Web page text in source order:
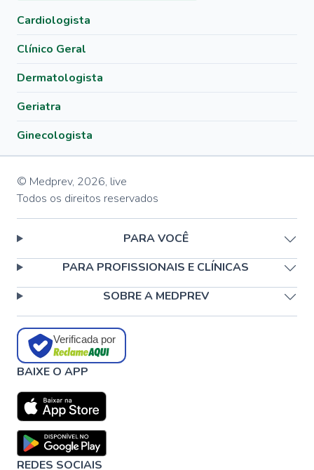
Cardiologista
Clínico Geral
Dermatologista
Geriatra
Ginecologista
© Medprev, 2026, live
Todos os direitos reservados
PARA VOCÊ
PARA PROFISSIONAIS E CLÍNICAS
SOBRE A MEDPREV
Verificada por
BAIXE O APP
REDES SOCIAIS